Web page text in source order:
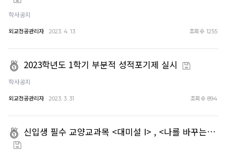
학사공지
외교전공관리자 2023. 4. 13 조회수 1255
2023학년도 1학기 부분적 성적포기제 실시
학사공지
외교전공관리자 2023. 3. 31 조회수 894
신입생 필수 교양교과목 <대미설 I> , <나를 바꾸는…